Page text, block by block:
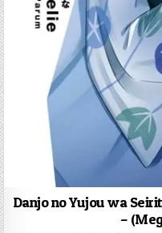
Danjo no Yujou wa
–